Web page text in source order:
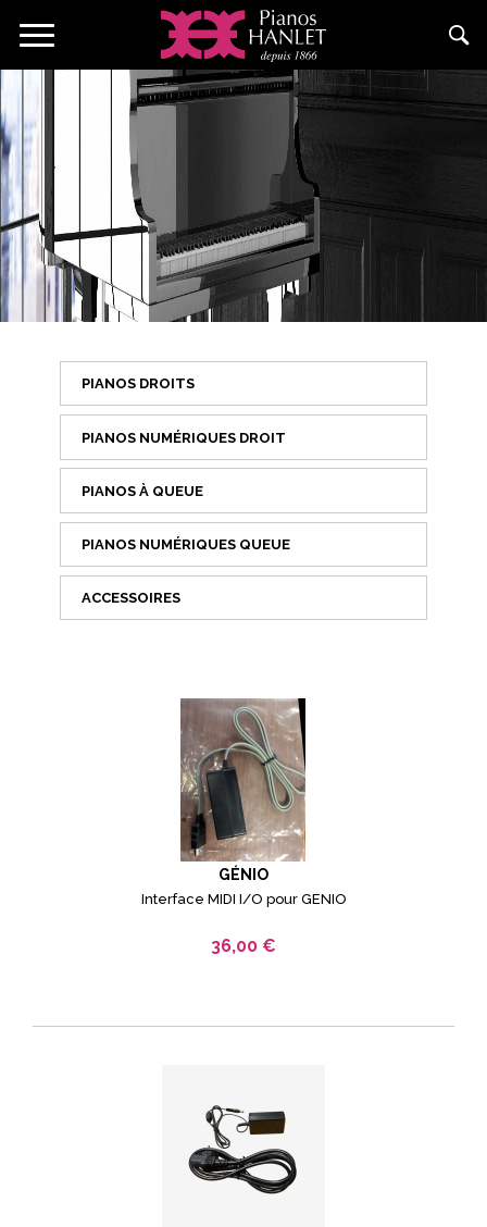
principal
Toggle
PIANOS DROITS
PIANOS NUMÉRIQUES DROIT
PIANOS À QUEUE
PIANOS NUMÉRIQUES QUEUE
ACCESSOIRES
GÉNIO
Interface MIDI I/O pour GENIO
36,00 €